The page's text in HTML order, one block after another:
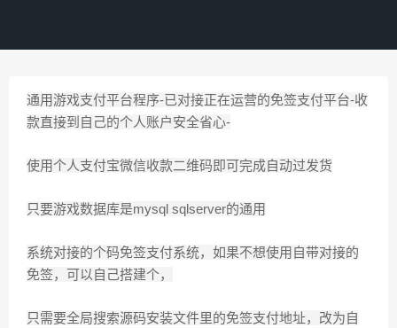
通用游戏支付平台程序-已对接正在运营的免签支付平台-收
款直接到自己的个人账户安全省心-
使用个人支付宝微信收款二维码即可完成自动过发货
只要游戏数据库是mysql sqlserver的通用
系统对接的个码免签支付系统，如果不想使用自带对接的
免签，可以自己搭建个，
只需要全局搜索源码安装文件里的免签支付地址，改为自